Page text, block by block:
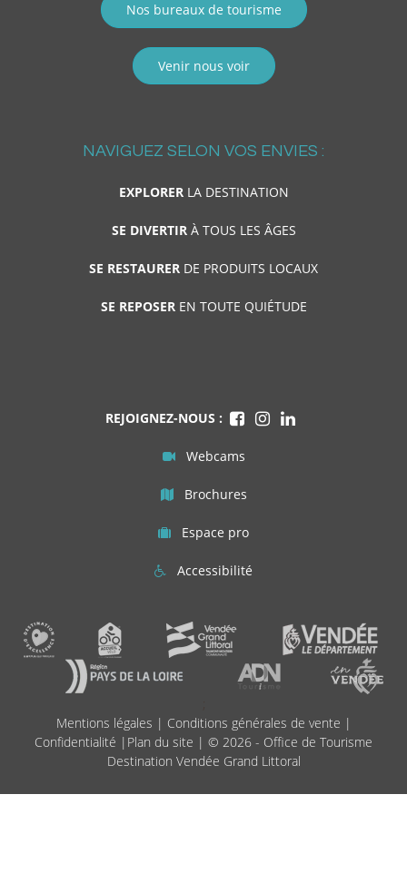
Nos bureaux de tourisme
Venir nous voir
NAVIGUEZ SELON VOS ENVIES :
EXPLORERLA DESTINATION
SE DIVERTIRÀ TOUS LES ÂGES
SE RESTAURER DE PRODUITS LOCAUX
SE REPOSEREN TOUTE QUIÉTUDE
REJOIGNEZ-NOUS :
Webcams
Brochures
Espace pro
Accessibilité
Mentions légales | Conditions générales de vente |
Confidentialité | Plan du site | © 2026 - Office de Tourisme
Destination Vendée Grand Littoral